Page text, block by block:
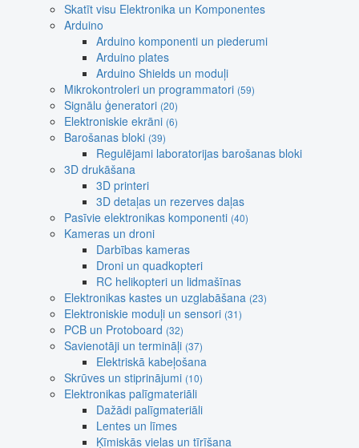
Skatīt visu Elektronika un Komponentes
Arduino
Arduino komponenti un piederumi
Arduino plates
Arduino Shields un moduļi
Mikrokontroleri un programmatori (59)
Signālu ģeneratori (20)
Elektroniskie ekrāni (6)
Barošanas bloki (39)
Regulējami laboratorijas barošanas bloki
3D drukāšana
3D printeri
3D detaļas un rezerves daļas
Pasīvie elektronikas komponenti (40)
Kameras un droni
Darbības kameras
Droni un quadkopteri
RC helikopteri un lidmašīnas
Elektronikas kastes un uzglabāšana (23)
Elektroniskie moduļi un sensori (31)
PCB un Protoboard (32)
Savienotāji un termināļi (37)
Elektriskā kabeļošana
Skrūves un stiprinājumi (10)
Elektronikas palīgmateriāli
Dažādi palīgmateriāli
Lentes un līmes
Ķīmiskās vielas un tīrīšana